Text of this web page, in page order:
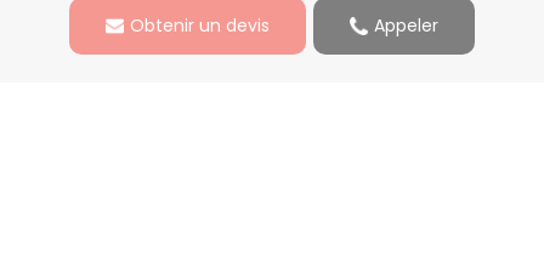
Obtenir un devis Appeler